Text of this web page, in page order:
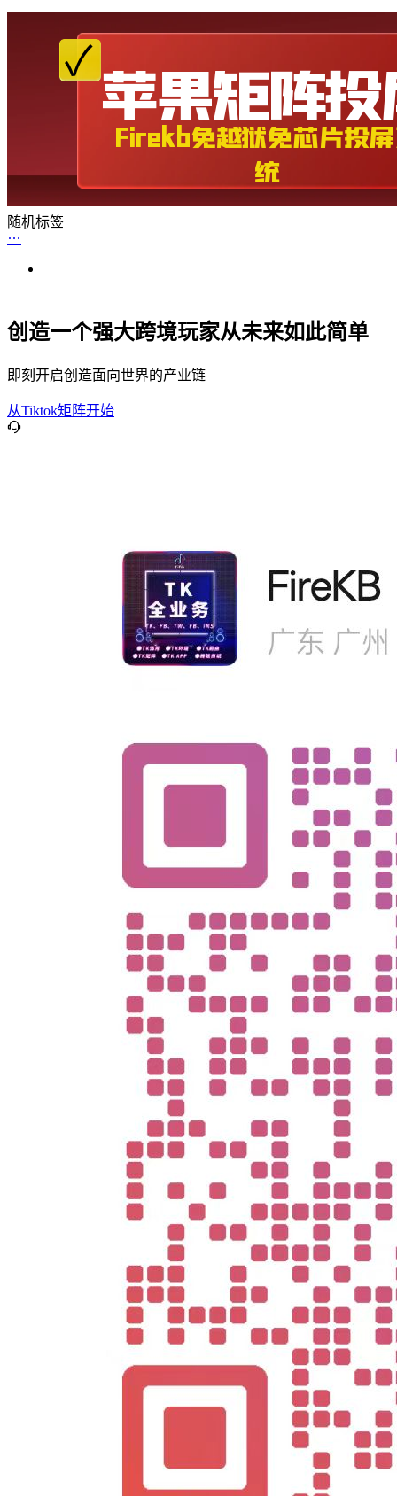
随机标签
创造一个强大跨境玩家从未来如此简单
即刻开启创造面向世界的产业链
从Tiktok矩阵开始